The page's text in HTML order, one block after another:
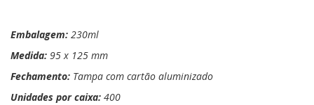
Embalagem: 230ml
Medida: 95 x 125 mm
Fechamento: Tampa com cartão aluminizado
Unidades por caixa: 400